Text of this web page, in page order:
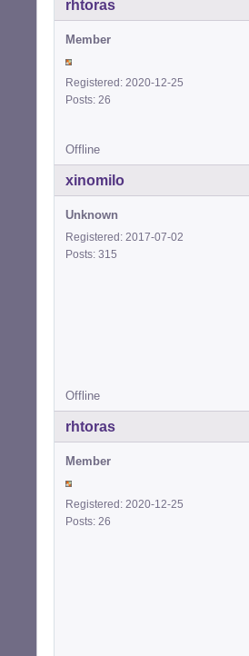
rhtoras
Member
Registered: 2020-12-25
Posts: 26
Offline
xinomilo
Unknown
Registered: 2017-07-02
Posts: 315
Offline
rhtoras
Member
Registered: 2020-12-25
Posts: 26